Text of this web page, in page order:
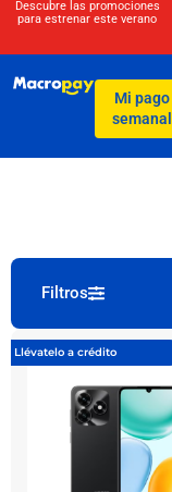
Descubre las promociones
para estrenar este verano
Mi pago
semanal
Filtros
Llévatelo a crédito